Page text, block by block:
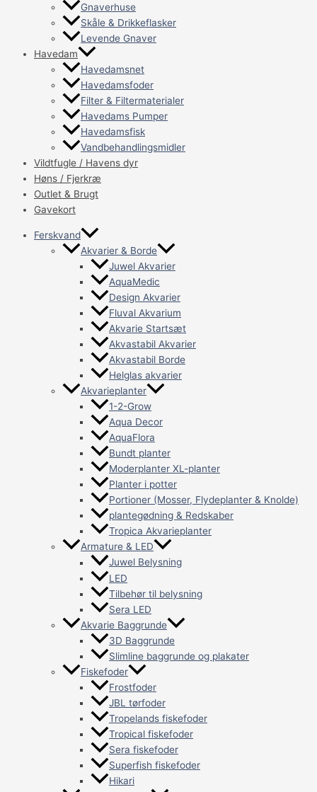
Gnaverhuse
Skåle & Drikkeflasker
Levende Gnaver
Havedam
Havedamsnet
Havedamsfoder
Filter & Filtermaterialer
Havedams Pumper
Havedamsfisk
Vandbehandlingsmidler
Vildtfugle / Havens dyr
Høns / Fjerkræ
Outlet & Brugt
Gavekort
Ferskvand
Akvarier & Borde
Juwel Akvarier
AquaMedic
Design Akvarier
Fluval Akvarium
Akvarie Startsæt
Akvastabil Akvarier
Akvastabil Borde
Helglas akvarier
Akvarieplanter
1-2-Grow
Aqua Decor
AquaFlora
Bundt planter
Moderplanter XL-planter
Planter i potter
Portioner (Mosser, Flydeplanter & Knolde)
plantegødning & Redskaber
Tropica Akvarieplanter
Armature & LED
Juwel Belysning
LED
Tilbehør til belysning
Sera LED
Akvarie Baggrunde
3D Baggrunde
Slimline baggrunde og plakater
Fiskefoder
Frostfoder
JBL tørfoder
Tropelands fiskefoder
Tropical fiskefoder
Sera fiskefoder
Superfish fiskefoder
Hikari